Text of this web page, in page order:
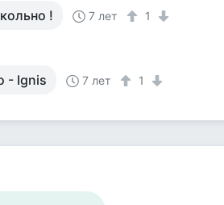
! 7 лет 1
- Ignis 7 лет 1